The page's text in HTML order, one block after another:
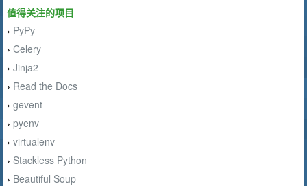
值得关注的项目
› PyPy
› Celery
› Jinja2
› Read the Docs
› gevent
› pyenv
› virtualenv
› Stackless Python
› Beautiful Soup